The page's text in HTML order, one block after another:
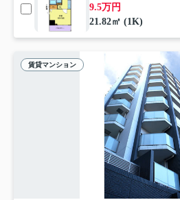
9.5万円
21.82㎡ (1K)
賃貸マンション